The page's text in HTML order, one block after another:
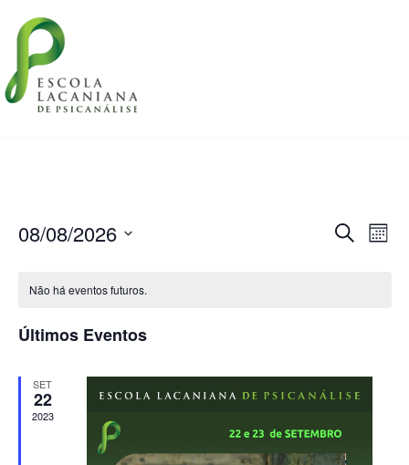
de
Procurar
eventosMonth
08/08/2026
Não há eventos futuros.
Últimos Eventos
SET
22
2023